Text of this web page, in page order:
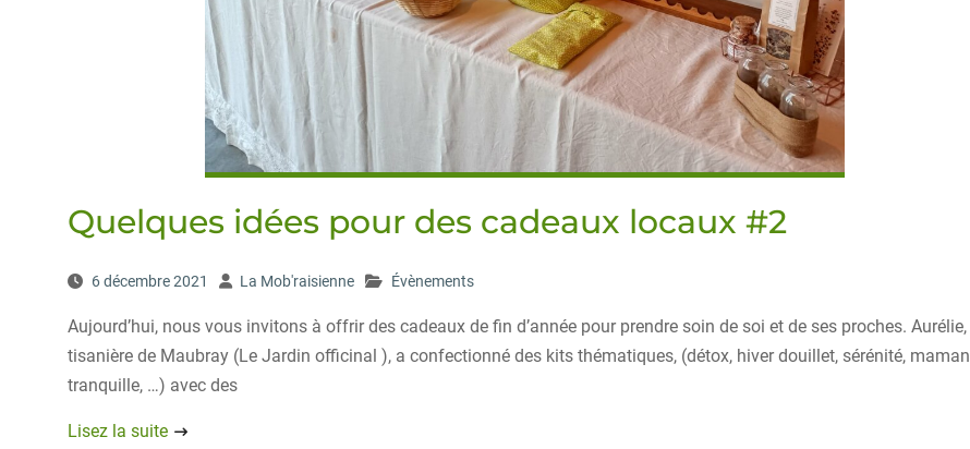
Quelques idées pour des cadeaux locaux #2
6 décembre 2021 La Mob'raisienne Évènements
Aujourd’hui, nous vous invitons à offrir des cadeaux de fin d’année pour prendre soin de soi et de ses proches. Aurélie,
tisanière de Maubray (Le Jardin officinal ), a confectionné des kits thématiques, (détox, hiver douillet, sérénité, maman
tranquille, …) avec des
Lisez la suite